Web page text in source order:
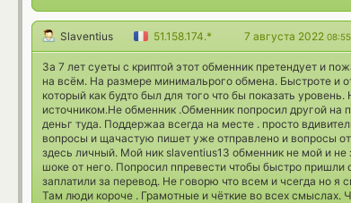
Slaventius 51.158.174.* 7 августа 2022 08:55
За 7 лет суеты с криптой этот обменник претендует и
на всём. На размере минимальрого обмена. Быстроте и
который как будто был для того что бы показать
источником.Не обменник .Обменник попросил другой на
деньг туда. Поддержаа всегда на месте . просто
вопросы и щачастую пишет уже отправлено и вопросы
здесь личный. Мой ник slaventius13 обменник не мой и
шоке от него. Попросил ппревести чтобы быстро
заплатили за перевод. Не говорю что всем и чсегда но
Там люди короче . Грамотные и чёткие во всех смыслах.